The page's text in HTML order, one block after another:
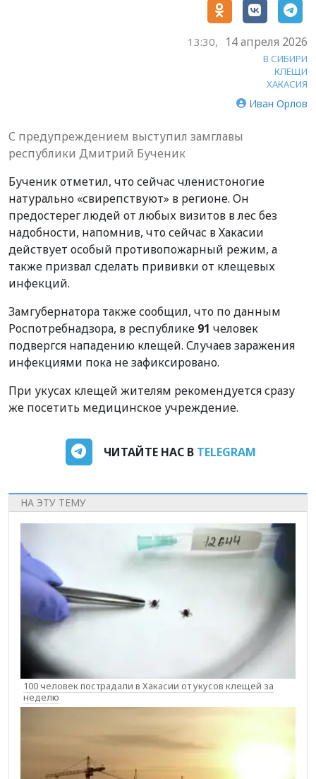
13:30, 14 апреля 2026
В СИБИРИ
КЛЕЩИ
ХАКАСИЯ
Иван Орлов
С предупреждением выступил замглавы
республики Дмитрий Бученик
Бученик отметил, что сейчас членистоногие
натурально «свирепствуют» в регионе. Он
предостерег людей от любых визитов в лес без
надобности, напомнив, что сейчас в Хакасии
действует особый противопожарный режим, а
также призвал сделать прививки от клещевых
инфекций.
Замгубернатора также сообщил, что по данным
Роспотребнадзора, в республике 91 человек
подвергся нападению клещей. Случаев заражения
инфекциями пока не зафиксировано.
При укусах клещей жителям рекомендуется сразу
же посетить медицинское учреждение.
ЧИТАЙТЕ НАС В TELEGRAM
НА ЭТУ ТЕМУ
100 человек пострадали в Хакасии от укусов клещей за
неделю